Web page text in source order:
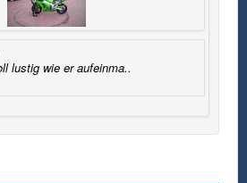
lustig wie er aufeinma..